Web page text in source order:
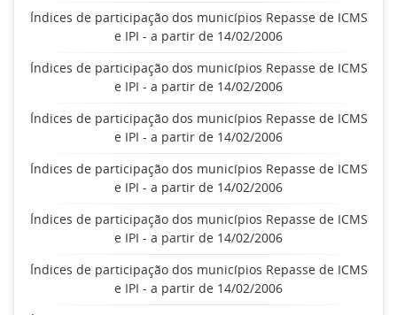
Índices de participação dos municípios Repasse de ICMS
e IPI - a partir de 14/02/2006
Índices de participação dos municípios Repasse de ICMS
e IPI - a partir de 14/02/2006
Índices de participação dos municípios Repasse de ICMS
e IPI - a partir de 14/02/2006
Índices de participação dos municípios Repasse de ICMS
e IPI - a partir de 14/02/2006
Índices de participação dos municípios Repasse de ICMS
e IPI - a partir de 14/02/2006
Índices de participação dos municípios Repasse de ICMS
e IPI - a partir de 14/02/2006